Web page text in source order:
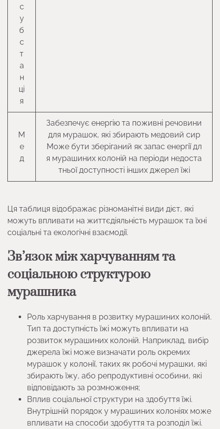
с
у
б
с
т
а
н
ці
я
М
е
д
Забезпечує енергію та поживні речовини
для мурашок, які збирають медовий сир
Може бути зберіганий як запас енергії дл
я мурашиних колоній на періоди недоста
тньої доступності інших джерел їжі
Ця таблиця відображає різноманітні види дієт, які
можуть впливати на життєдіяльність мурашок та їхні
соціальні та екологічні взаємодії.
Зв’язок між харчуванням та
соціальною структурою
мурашника
Роль харчування в розвитку мурашиних колоній.
Тип та доступність їжі можуть впливати на
розвиток мурашиних колоній. Наприклад, вибір
джерела їжі може визначати роль окремих
мурашок у колонії, таких як робочі мурашки, які
збирають їжу, або репродуктивні особини, які
відповідають за розмноження;
Вплив соціальної структури на здобуття їжі.
Внутрішній порядок у мурашиних колоніях може
впливати на способи здобуття та розподіл їжі.